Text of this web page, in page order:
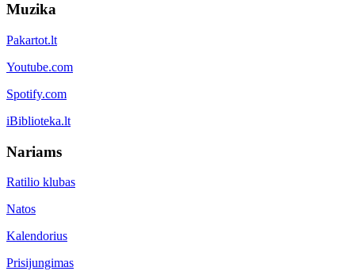
Muzika
Pakartot.lt
Youtube.com
Spotify.com
iBiblioteka.lt
Nariams
Ratilio klubas
Natos
Kalendorius
Prisijungimas